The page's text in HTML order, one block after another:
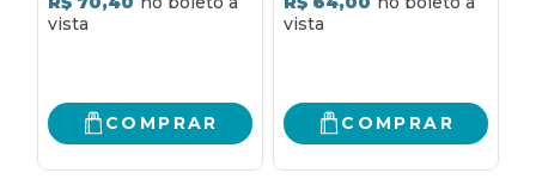
COMPRAR
tipos de
COMPRAR